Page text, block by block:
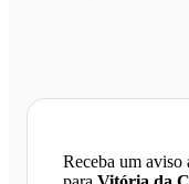
Receba um aviso